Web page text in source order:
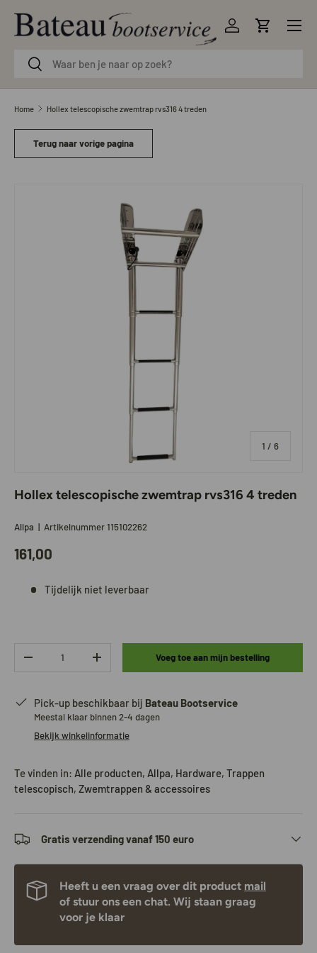
Ga naar inhoud
ZoekenZoeken
Inloggen
Menu
Home Hollex telescopische zwemtrap rvs316 4 treden
Terug naar vorige pagina
1 / van
6
Hollex telescopische zwemtrap rvs316 4 treden
Allpa | Artikelnummer115102262
161,00
Tijdelijk niet leverbaar
-
+ Voeg toe aan mijn bestelling
Pick-up beschikbaar bij Bateau Bootservice
Meestal klaar binnen 2-4 dagen
Bekijk winkelinformatie
Te vinden in: Alle producten, Allpa, Hardware, Trappen
telescopisch, Zwemtrappen & accessoires
Gratis verzending vanaf 150 euro
Heeft u een vraag over dit product mail
of stuur ons een chat. Wij staan graag
voor je klaar